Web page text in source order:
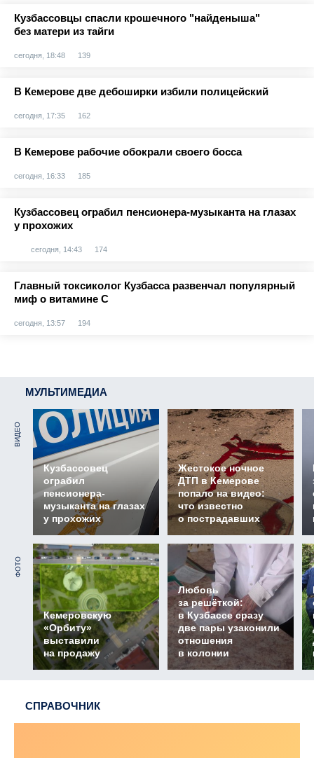
Кузбассовцы спасли крошечного "найденыша"
без матери из тайги
сегодня, 18:48 139
В Кемерове две дебоширки избили полицейский
сегодня, 17:35 162
В Кемерове рабочие обокрали своего босса
сегодня, 16:33 185
Кузбассовец ограбил пенсионера-музыканта на глазах
у прохожих
сегодня, 14:43 174
Главный токсиколог Кузбасса развенчал популярный
миф о витамине С
сегодня, 13:57 194
МУЛЬТИМЕДИА
ВИДЕО
Кузбассовец
ограбил
пенсионера-
музыканта на глазах
у прохожих
Жестокое ночное
ДТП в Кемерове
попало на видео:
что известно
о пострадавших
ФОТО
Кемеровскую
«Орбиту»
выставили
на продажу
Любовь
за решёткой:
в Кузбассе сразу
две пары узаконили
отношения
в колонии
СПРАВОЧНИК